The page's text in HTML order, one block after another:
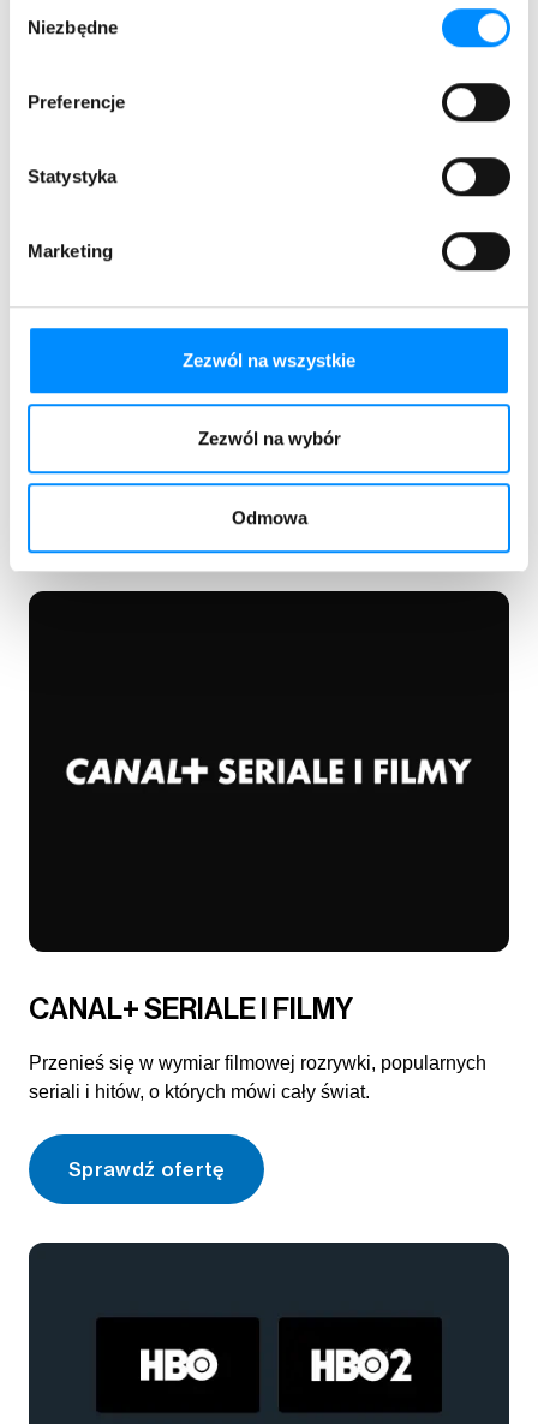
zgody
Niezbędne
Preferencje
Statystyka
Marketing
Zezwól na wszystkie
Zezwól na wybór
Odmowa
CANAL+ SUPER SPORT
transmisje wydarzeń z całego świata, a także hity
CANAL+ SERIALE I FILMY
Przenieś się w wymiar filmowej rozrywki, popularnych
seriali i hitów, o których mówi cały świat.
Sprawdź ofertę